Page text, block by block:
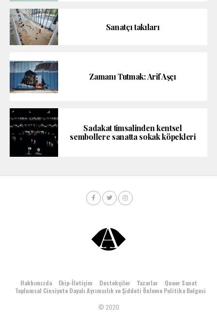
Sanatçı takıları
Zamanı Tutmak: Arif Aşçı
Sadakat timsalinden kentsel
sembollere sanatta sokak köpekleri
Hakkımızda Ekip-İletişim Destekçiler Yazarlar
Queer Sanat
Toplumsal Cinsiyete Dayalı Ayrımcılık ve Şiddeti Önleme Politika Belgesi
© 2020